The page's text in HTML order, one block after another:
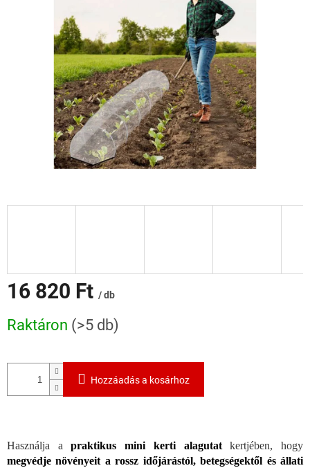
16 820 Ft / db
Raktáron (>5 db)
Hozzáadás a kosárhoz
Használja apraktikus mini kerti alagutatkertjében, hogy
megvédje növényeit a rossz időjárástól, betegségektől és állati